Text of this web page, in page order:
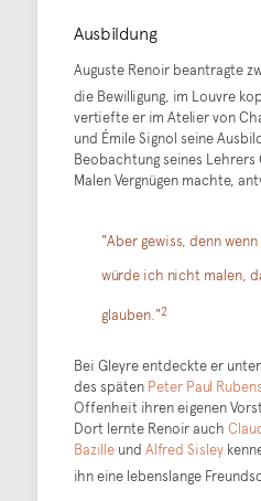
Ausbildung
Auguste Renoir beantragte
die Bewilligung, im Louvre
vertiefte er im Atelier von
und Émile Signol seine
Beobachtung seines Lehrers
Malen Vergnügen machte,
"Aber gewiss, denn
würde ich nicht malen,
glauben."2
Bei Gleyre entdeckte er
des späten Peter Paul Rubens
Offenheit ihren eigenen
Dort lernte Renoir auch
Bazilleund Alfred Sisley
ihn eine lebenslange